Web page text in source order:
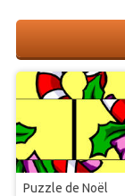
Puzzle de Noël